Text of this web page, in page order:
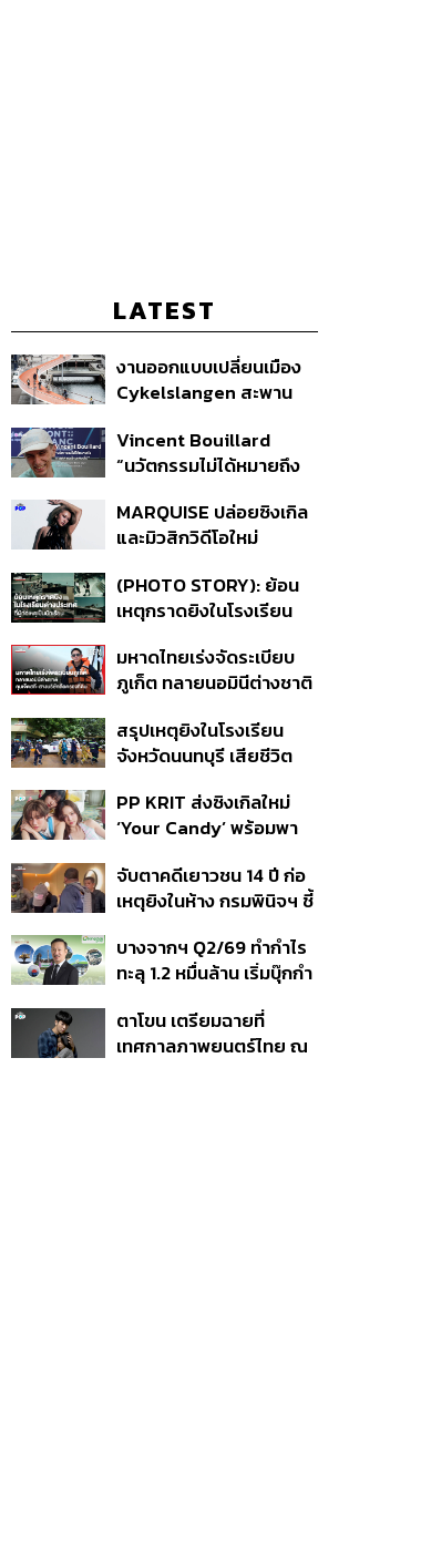
LATEST
งานออกแบบเปลี่ยนเมือง
Cykelslangen สะพาน
โคเปนเฮเกน ทางสัญจร
ของเมืองที่น่าอยู่
Vincent Bouillard
“นวัตกรรมไม่ได้หมายถึง
MARQUISE ปล่อยซิงเกิล
และมิวสิกวิดีโอใหม่
สัมพันธ์สุด Toxic
(PHOTO STORY): ย้อน
เหตุกราดยิงในโรงเรียน
นักเรียน
มหาดไทยเร่งจัดระเบียบ
ภูเก็ต ทลายนอมินีต่างชาติ
ที่ดิน เคลียร์ใบอนุญาต
โรงแรมค้าง 7 ปี
สรุปเหตุยิงในโรงเรียน
จังหวัดนนทบุรี เสียชีวิต
ปมค้นประวัติคดีกราดยิงที่
สหรัฐฯ
PP KRIT ส่งซิงเกิลใหม่
‘Your Candy’ พร้อมพา
สิกวิดีโอ
จับตาคดีเยาวชน 14 ปี ก่อ
เหตุยิงในห้าง กรมพินิจฯ ชี้
เนื่อง ประเมินปล่อยตัว
บางจากฯ Q2/69 ทำกำไร
ทะลุ 1.2 หมื่นล้าน เริ่มบุ๊กกำ
แรก หนุนรายได้ครึ่งปีทะลุ
3.2 แสนล้าน
ตาโขน เตรียมฉายที่
เทศกาลภาพยนตร์ไทย ณ